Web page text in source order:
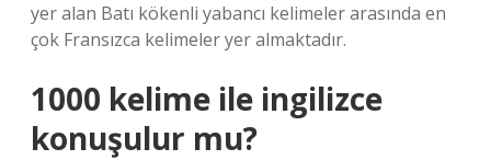
yer alan Batı kökenli yabancı kelimeler arasında en
çok Fransızca kelimeler yer almaktadır.
1000 kelime ile ingilizce
konuşulur mu?